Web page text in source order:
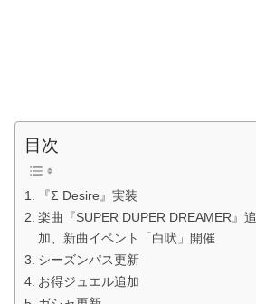
目次
『Σ Desire』実装
楽曲『SUPER DUPER DREAMER』追
加、新曲イベント「白吠」開催
シーズンパス更新
お得ジュエル追加